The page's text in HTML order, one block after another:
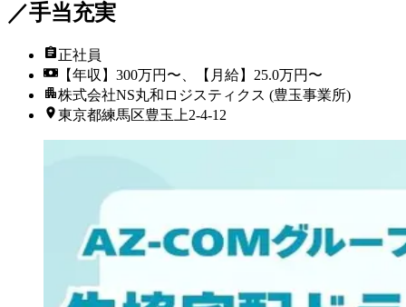
／手当充実
正社員
【年収】300万円〜、【月給】25.0万円〜
株式会社NS丸和ロジスティクス (豊玉事業所)
東京都練馬区豊玉上2-4-12